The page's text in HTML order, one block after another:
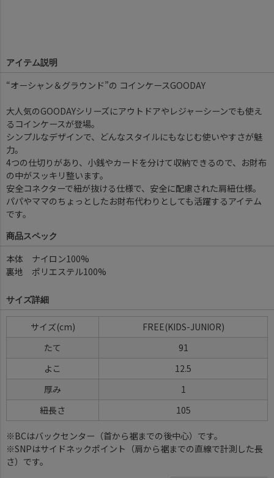
アイテム説明
“オーシャン＆グラウンド”の コインケースGOODAY
大人気のGOODAYシリーズにアウトドアやレジャーシーンでも使え
るコインケースが登場。
シンプルなデザインで、どんなスタイルにもなじむ使いやすさが魅
力。
4つの仕切りがあり、小銭やカードを分けて収納できるので、お財布
の中がスッキリ整います。
安全コネクターで紐が抜ける仕様で、安全に配慮された肩紐仕様。
パパやママのちょっとしたお財布代わりとしても活躍するアイテム
です。
商品スペック
本体 ナイロン100%
裏地 ポリエステル100%
サイズ詳細
サイズ(cm)
FREE(KIDS-JUNIOR)
たて
91
よこ
12.5
厚み
1
紐長さ
105
※BCはバックセンター（首から裾までの後中心）です。
※SNPはサイドネックポイント（肩から裾までの直線で計測した長
さ）です。